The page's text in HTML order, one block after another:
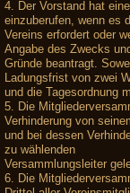
4. Der Vorstand hat
einzuberufen, wenn es
Vereins erfordert oder
Angabe des Zwecks
Gründe beantragt.
Ladungsfrist von zwei
und die Tagesordnung
5. Die
Verhinderung von
und bei dessen
zu wählenden
Versammlungsleiter
6. Die